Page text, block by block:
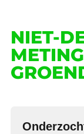
NIET-